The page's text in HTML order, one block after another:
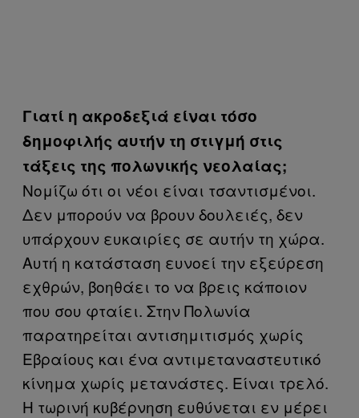
Γιατί η ακροδεξιά είναι τόσο
δημοφιλής αυτήν τη στιγμή στις
τάξεις της πολωνικής νεολαίας;
Νομίζω ότι οι νέοι είναι τσαντισμένοι.
Δεν μπορούν να βρουν δουλειές, δεν
υπάρχουν ευκαιρίες σε αυτήν τη χώρα.
Αυτή η κατάσταση ευνοεί την εξεύρεση
εχθρών, βοηθάει το να βρεις κάποιον
που σου φταίει. Στην Πολωνία
παρατηρείται αντισημιτισμός χωρίς
Εβραίους και ένα αντιμεταναστευτικό
κίνημα χωρίς μετανάστες. Είναι τρελό.
Η τωρινή κυβέρνηση ευθύνεται εν μέρει